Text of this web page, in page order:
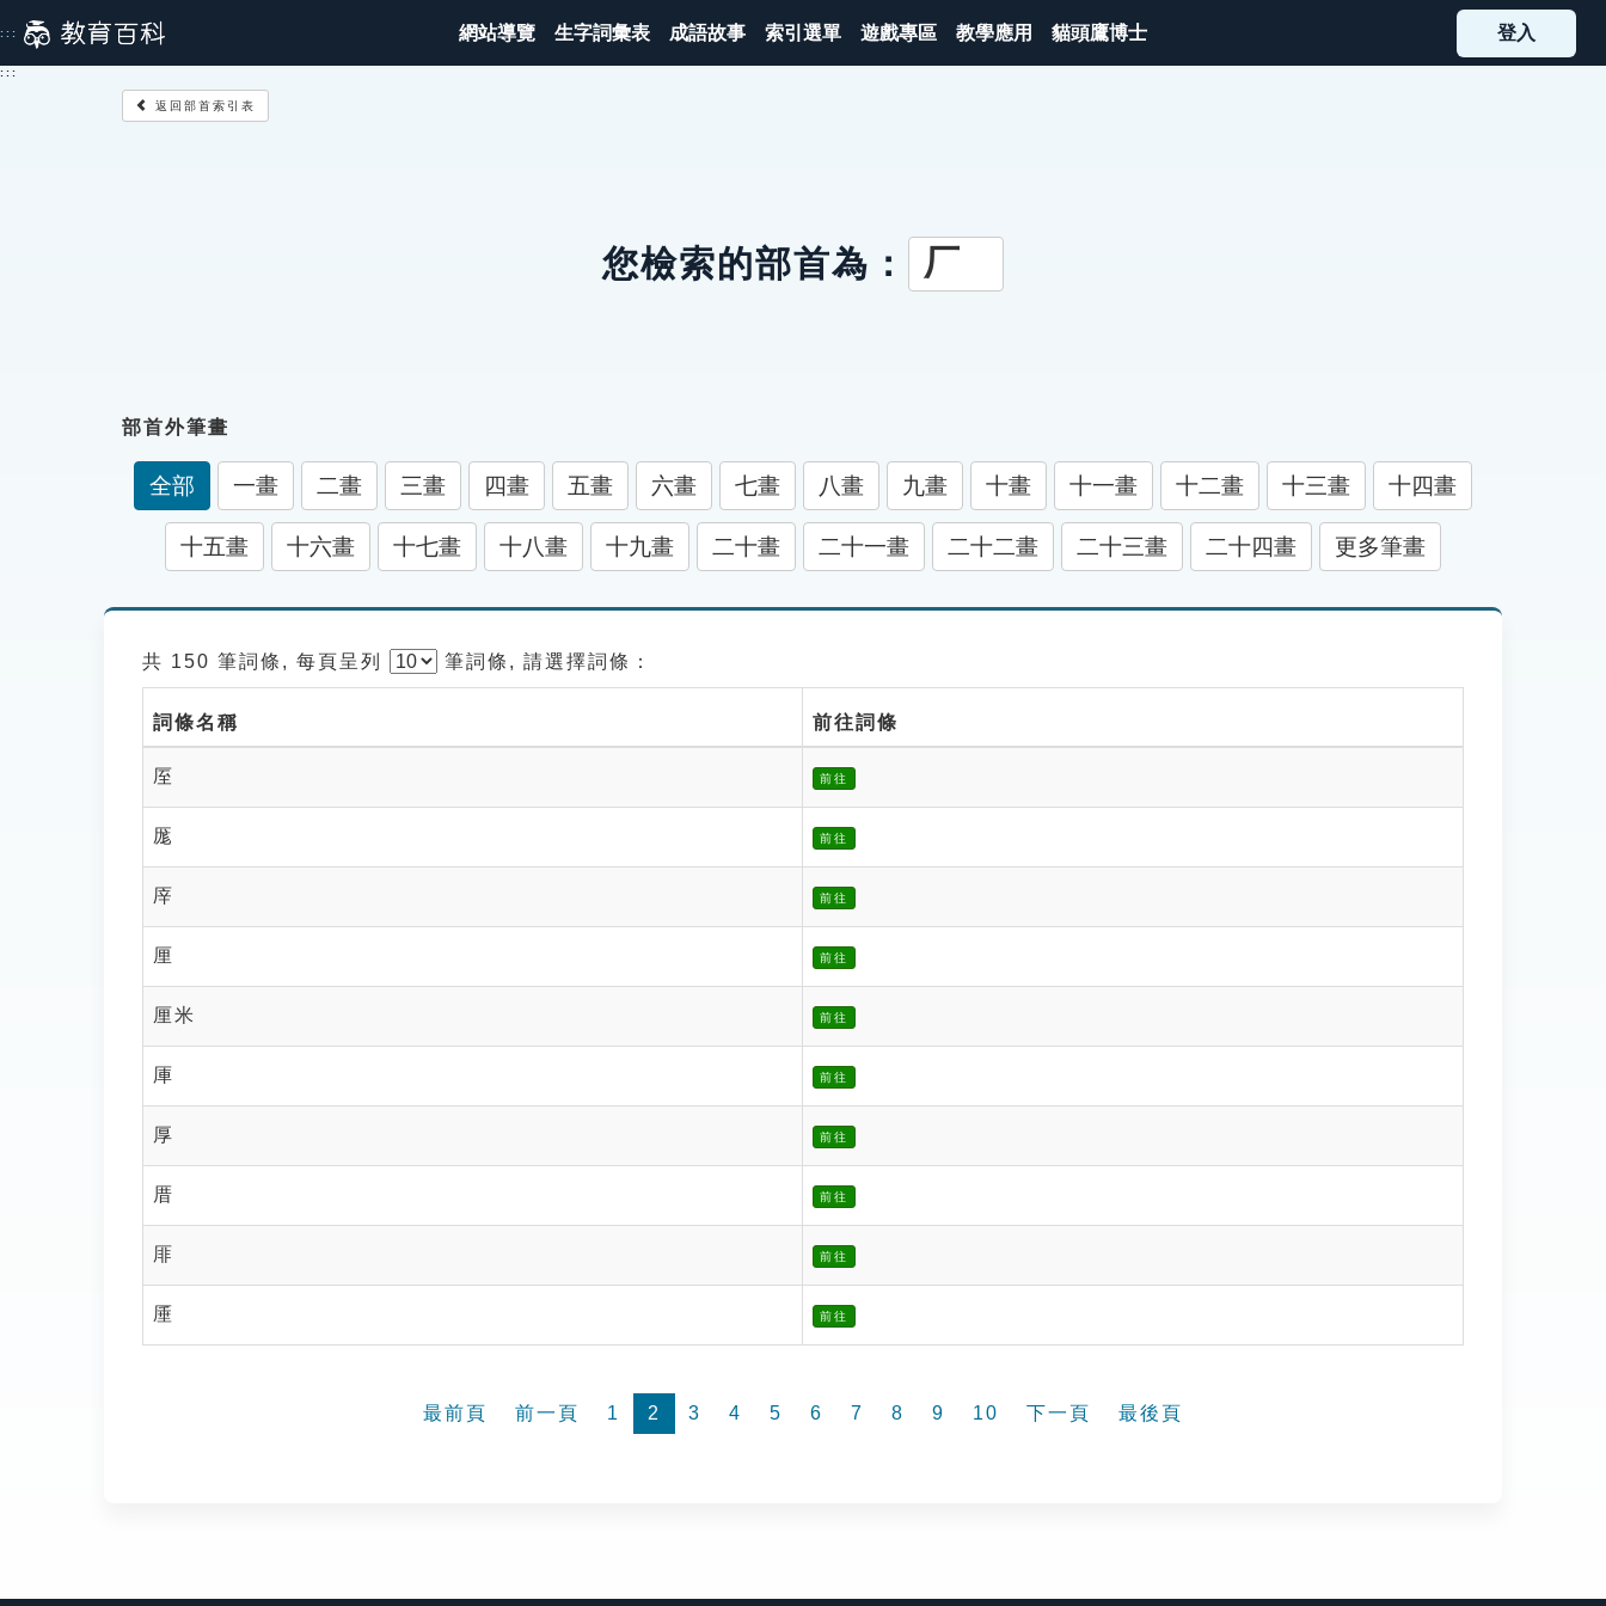
到
主
::: 網站導覽 生字詞彙表 成語故事 索引選單 遊戲專區 教學應用 貓頭鷹博士 登入
:::
返回部首索引表
您檢索的部首為： 厂
部首外筆畫
全部 一畫 二畫 三畫 四畫 五畫 六畫 七畫 八畫 九畫 十畫 十一畫 十二畫 十三畫 十四畫
十五畫 十六畫 十七畫 十八畫 十九畫 二十畫 二十一畫 二十二畫 二十三畫 二十四畫 更多筆畫
共 150 筆詞條, 每頁呈列 筆詞條, 請選擇詞條：
詞條名稱 前往詞條
厔 前往
厖 前往
厗 前往
厘 前往
厘米 前往
厙 前往
厚 前往
厝 前往
厞 前往
厜 前往
最前頁 前一頁 1 2 3 4 5 6 7 8 9 10 下一頁 最後頁